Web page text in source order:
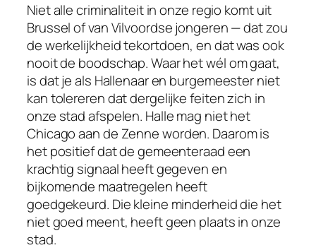
Niet alle criminaliteit in onze regio komt uit
Brussel of van Vilvoordse jongeren — dat zou
de werkelijkheid tekortdoen, en dat was ook
nooit de boodschap. Waar het wél om gaat,
is dat je als Hallenaar en burgemeester niet
kan tolereren dat dergelijke feiten zich in
onze stad afspelen. Halle mag niet het
Chicago aan de Zenneworden. Daarom is
het positief dat de gemeenteraad een
krachtig signaal heeft gegeven en
bijkomende maatregelen heeft
goedgekeurd. Die kleine minderheid die het
niet goed meent, heeft geen plaats in onze
stad.